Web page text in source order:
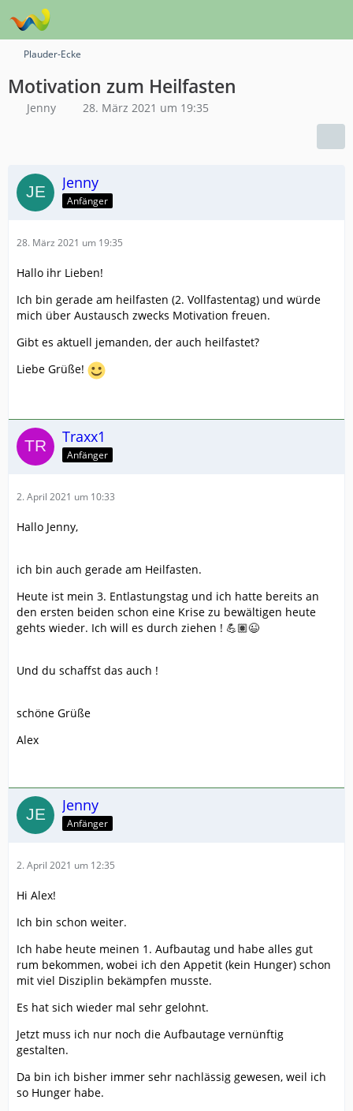
Plauder-Ecke
Motivation zum Heilfasten
Jenny 28. März 2021 um 19:35
Jenny
Anfänger
28. März 2021 um 19:35
Hallo ihr Lieben!
Ich bin gerade am heilfasten (2. Vollfastentag) und würde
mich über Austausch zwecks Motivation freuen.
Gibt es aktuell jemanden, der auch heilfastet?
Liebe Grüße!
Traxx1
Anfänger
2. April 2021 um 10:33
Hallo Jenny,
ich bin auch gerade am Heilfasten.
Heute ist mein 3. Entlastungstag und ich hatte bereits an
den ersten beiden schon eine Krise zu bewältigen heute
gehts wieder. Ich will es durch ziehen ! 💪🏽😉
Und du schaffst das auch !
schöne Grüße
Alex
Jenny
Anfänger
2. April 2021 um 12:35
Hi Alex!
Ich bin schon weiter.
Ich habe heute meinen 1. Aufbautag und habe alles gut
rum bekommen, wobei ich den Appetit (kein Hunger) schon
mit viel Disziplin bekämpfen musste.
Es hat sich wieder mal sehr gelohnt.
Jetzt muss ich nur noch die Aufbautage vernünftig
gestalten.
Da bin ich bisher immer sehr nachlässig gewesen, weil ich
so Hunger habe.